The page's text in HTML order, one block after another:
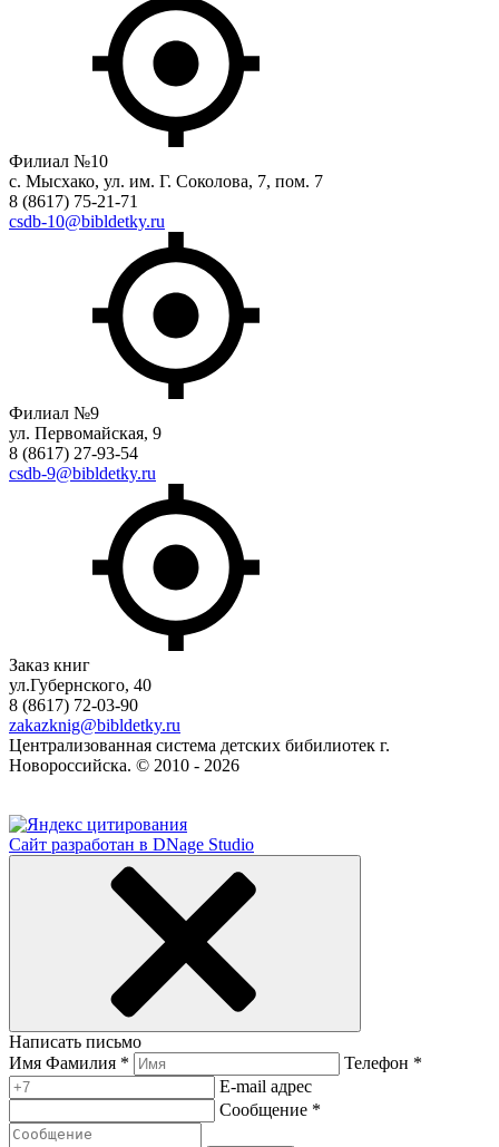
Филиал №10
с. Мысхако, ул. им. Г. Соколова, 7, пом. 7
8 (8617) 75-21-71
csdb-10@bibldetky.ru
Филиал №9
ул. Первомайская, 9
8 (8617) 27-93-54
csdb-9@bibldetky.ru
Заказ книг
ул.Губернского, 40
8 (8617) 72-03-90
zakazknig@bibldetky.ru
Централизованная система детских бибилиотек г.
Новороссийска. © 2010 - 2026
Сайт разработан в DNage Studio
Написать письмо
Имя Фамилия *
Телефон *
E-mail адрес
Сообщение *